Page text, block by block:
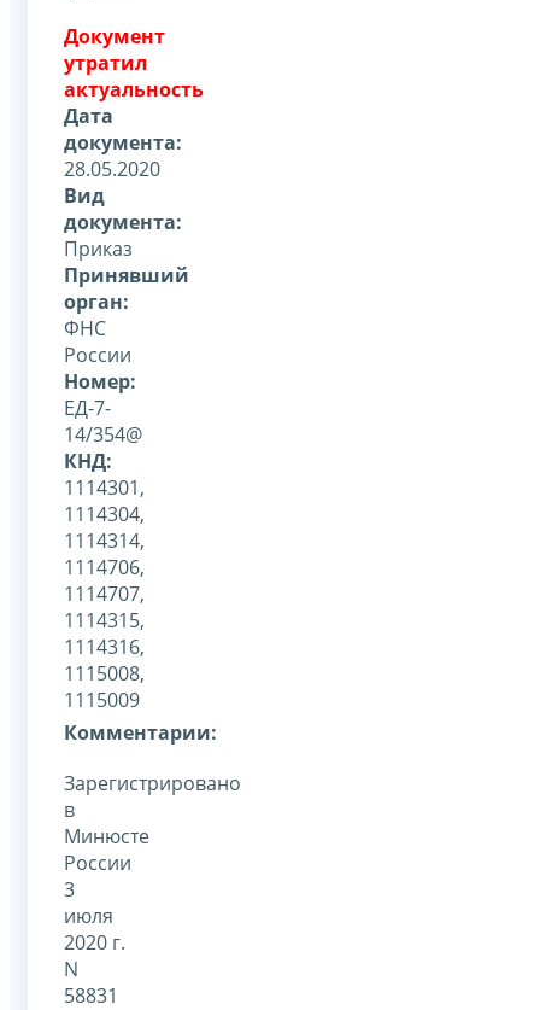
Документ
утратил
актуальность
Дата
документа:
28.05.2020
Вид
документа:
Приказ
Принявший
орган:
ФНС
России
Номер:
ЕД-7-
14/354@
КНД:
1114301,
1114304,
1114314,
1114706,
1114707,
1114315,
1114316,
1115008,
1115009
Комментарии:
Зарегистрировано
в
Минюсте
России
3
июля
2020 г.
N
58831